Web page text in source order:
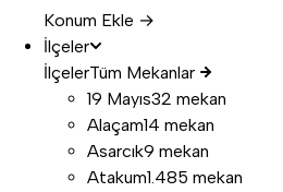
Konum Ekle →
İlçeler
İlçelerTüm Mekanlar
19 Mayıs32 mekan
Alaçam14 mekan
Asarcık9 mekan
Atakum1.485 mekan